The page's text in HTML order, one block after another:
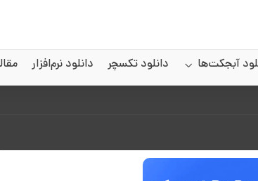
آبجکت‌ها دانلود تکسچر دانلود نرم‌افزار